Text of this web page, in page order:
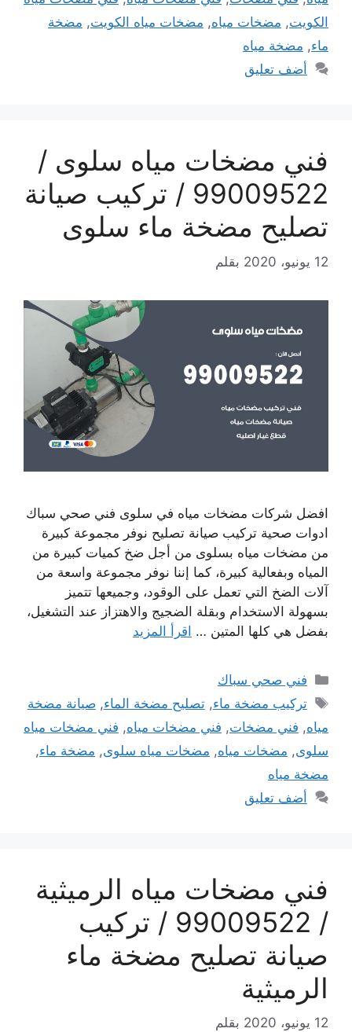
الكويت, مضخات مياه, مضخات مياه الكويت, مضخة
ماء, مضخة مياه
أضف تعليق
فني مضخات مياه سلوى /
99009522 / تركيب صيانة
تصليح مضخة ماء سلوى
12 يونيو، 2020 بقلم
افضل شركات مضخات مياه في سلوى فني صحي سباك
ادوات صحية تركيب صيانة تصليح نوفر مجموعة كبيرة
من مضخات مياه بسلوى من أجل ضخ كميات كبيرة من
المياه وبفعالية كبيرة، كما إننا نوفر مجموعة واسعة من
آلات الضخ التي تعمل على الوقود، وجميعها تتميز
بسهولة الاستخدام وبقلة الضجيج والاهتزاز عند التشغيل،
بفضل هي كلها المتين … اقرأ المزيد
التصنيفات
فني صحي سباك
الوسوم
تركيب مضخة ماء,تصليح مضخة الماء,صيانة مضخة
مياه, فني مضخات, فني مضخات مياه, فني مضخات مياه
سلوى, مضخات مياه, مضخات مياه سلوى, مضخة ماء,
مضخة مياه
أضف تعليق
فني مضخات مياه الرميثية
/ 99009522 / تركيب
صيانة تصليح مضخة ماء
الرميثية
12 يونيو، 2020 بقلم